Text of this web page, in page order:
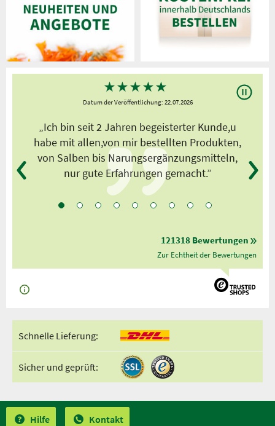
★★★★★
Datum der Veröffentlichung: 22.07.2026
„Ich bin seit 2 Jahren begeisterter Kunde,u
habe mit allen,von mir bestellten Produkten,
von Salben bis Narungsergänzungsmitteln,
nur gute Erfahrungen gemacht.”
121318 Bewertungen
Zur Echtheit der Bewertungen
Schnelle Lieferung:
Sicher und geprüft:
Hilfe Kontakt